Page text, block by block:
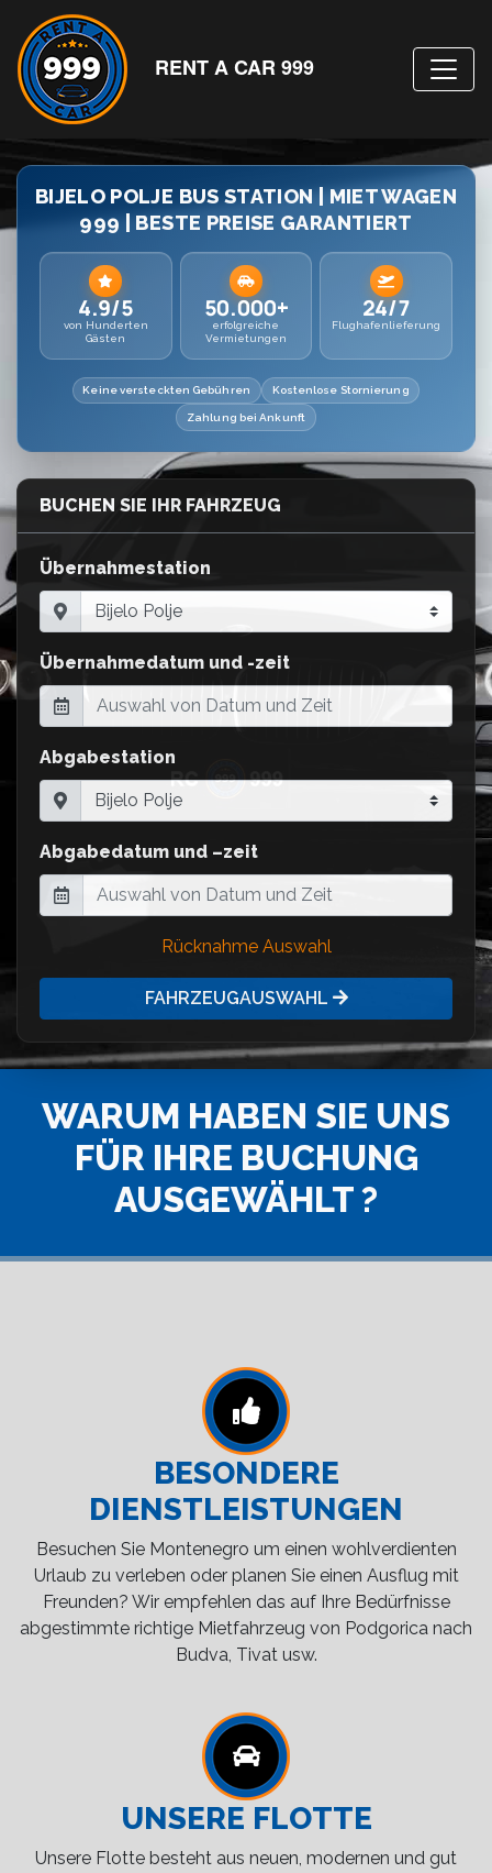
RENT A CAR 999
BIJELO POLJE BUS STATION | MIET WAGEN
999 | BESTE PREISE GARANTIERT
4.9/5
von Hunderten
Gästen
50.000+
erfolgreiche
Vermietungen
24/7
Flughafenlieferung
Keine versteckten Gebühren Kostenlose Stornierung
Zahlung bei Ankunft
BUCHEN SIE IHR FAHRZEUG
Übernahmestation
Übernahmedatum und -zeit
Abgabestation
Abgabedatum und –zeit
Rücknahme Auswahl
FAHRZEUGAUSWAHL
WARUM HABEN SIE UNS
FÜR IHRE BUCHUNG
AUSGEWÄHLT ?
BESONDERE
DIENSTLEISTUNGEN
Besuchen Sie Montenegro um einen wohlverdienten
Urlaub zu verleben oder planen Sie einen Ausflug mit
Freunden? Wir empfehlen das auf Ihre Bedürfnisse
abgestimmte richtige Mietfahrzeug von Podgorica nach
Budva, Tivat usw.
UNSERE FLOTTE
Unsere Flotte besteht aus neuen, modernen und gut